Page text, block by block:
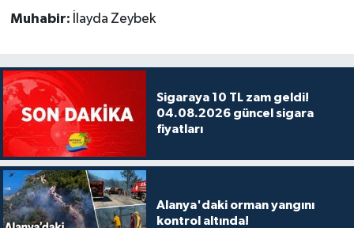
Muhabir: İlayda Zeybek
Sigaraya 10 TL zam geldi!
04.08.2026 güncel sigara
fiyatları
Alanya'daki orman yangını
kontrol altında!